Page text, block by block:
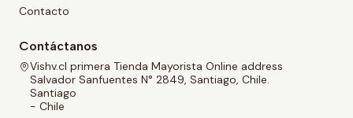
Contacto
Contáctanos
Vishv.cl primera Tienda Mayorista Online address
Salvador Sanfuentes N° 2849, Santiago, Chile.
Santiago
- Chile